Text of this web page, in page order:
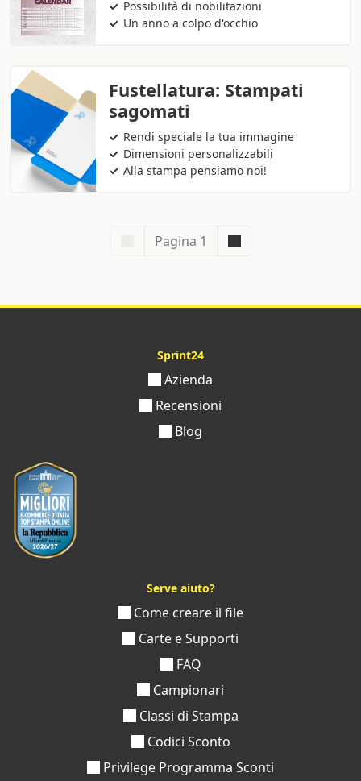
Possibilità di nobilitazioni
Un anno a colpo d'occhio
Fustellatura: Stampati
sagomati
Rendi speciale la tua immagine
Dimensioni personalizzabili
Alla stampa pensiamo noi!
Pagina 1
Sprint24
Azienda
Recensioni
Blog
Serve aiuto?
Come creare il file
Carte e Supporti
FAQ
Campionari
Classi di Stampa
Codici Sconto
Privilege Programma Sconti